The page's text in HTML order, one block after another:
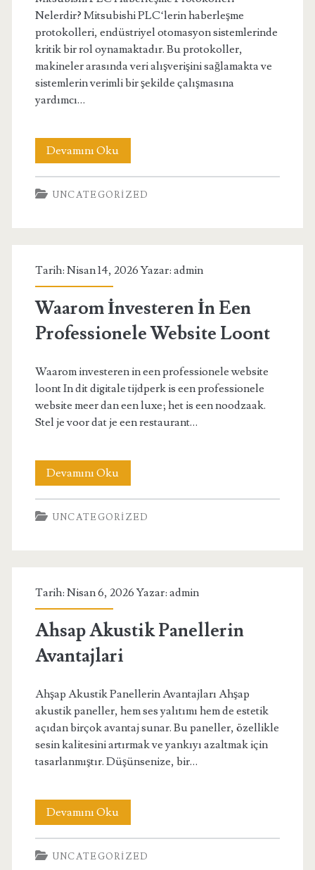
Nelerdir? Mitsubishi PLC‘lerin haberleşme
protokolleri, endüstriyel otomasyon sistemlerinde
kritik bir rol oynamaktadır. Bu protokoller,
makineler arasında veri alışverişini sağlamakta ve
sistemlerin verimli bir şekilde çalışmasına
yardımcı…
Devamını OkuMitsubishi
Plc
Haberlesme
UNCATEGORIZED
Tarih: Nisan 14, 2026 Yazar: admin
Waarom İnvesteren İn Een
Professionele Website Loont
Waarom investeren in een professionele website
loont In dit digitale tijdperk is een professionele
website meer dan een luxe; het is een noodzaak.
Stel je voor dat je een restaurant…
Devamını OkuWaarom
İnvesteren
İn
Website
Loont
UNCATEGORIZED
Tarih: Nisan 6, 2026 Yazar: admin
Ahsap Akustik Panellerin
Avantajlari
Ahşap Akustik Panellerin Avantajları Ahşap
akustik paneller, hem ses yalıtımı hem de estetik
açıdan birçok avantaj sunar. Bu paneller, özellikle
sesin kalitesini artırmak ve yankıyı azaltmak için
tasarlanmıştır. Düşünsenize, bir…
Devamını OkuAhsap
Akustik
Panellerin
UNCATEGORIZED